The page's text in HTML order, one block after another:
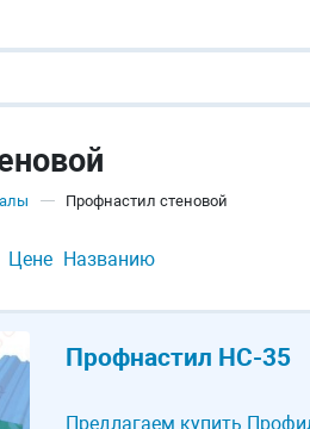
— Профнастил стеновой
Цене Названию
Профнастил НС-35
Предлагаем купить